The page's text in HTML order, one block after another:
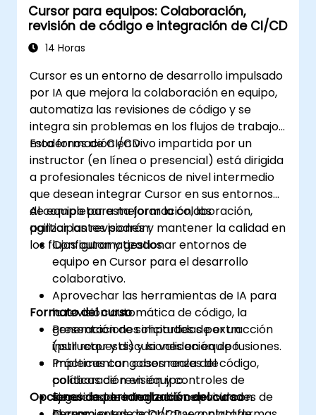
Cursor para equipos: Colaboración,
revisión de código e integración de CI/CD
14 Horas
Cursor es un entorno de desarrollo impulsado
por IA que mejora la colaboración en equipo,
automatiza las revisiones de código y se
integra sin problemas en los flujos de trabajo
modernos de CI/CD.
Esta formación en vivo impartida por un
instructor (en línea o presencial) está dirigida
a profesionales técnicos de nivel intermedio
que desean integrar Cursor en sus entornos
de equipo para mejorar la colaboración,
agilizar las revisiones y mantener la calidad en
los flujos automatizados.
Al completar esta formación, los
participantes podrán:
Configurar y gestionar entornos de
equipo en Cursor para el desarrollo
colaborativo.
Aprovechar las herramientas de IA para
la revisión automática de código, la
generación de solicitudes de extracción
(pull requests) y la validación de fusiones.
Implementar gobernanza del código,
políticas de revisión y controles de
seguridad mediante las capacidades de
Formato del curso
Presentaciones impartidas por un
instructor y discusiones en equipo.
Prácticas con casos reales de
colaboración en equipo.
Ejercicios de integración en vivo con
Opciones de personalización del curso